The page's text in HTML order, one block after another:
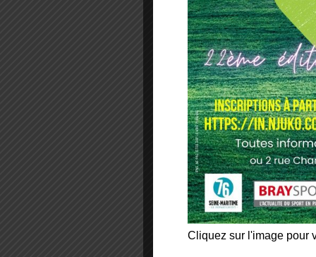
Cliquez sur l'image pour